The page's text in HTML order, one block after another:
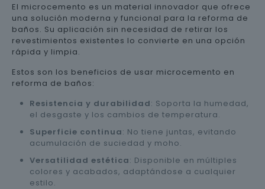
El microcemento es un material innovador que ofrece
una solución moderna y funcional para la reforma de
baños. Su aplicación sin necesidad de retirar los
revestimientos existentes lo convierte en una opción
rápida y limpia.
Estos son los beneficios de usar microcemento en
reforma de baños:
Resistencia y durabilidad: Soporta la humedad,
el desgaste y los cambios de temperatura.
Superficie continua: No tiene juntas, evitando
acumulación de suciedad y moho.
Versatilidad estética: Disponible en múltiples
colores y acabados, adaptándose a cualquier
estilo.